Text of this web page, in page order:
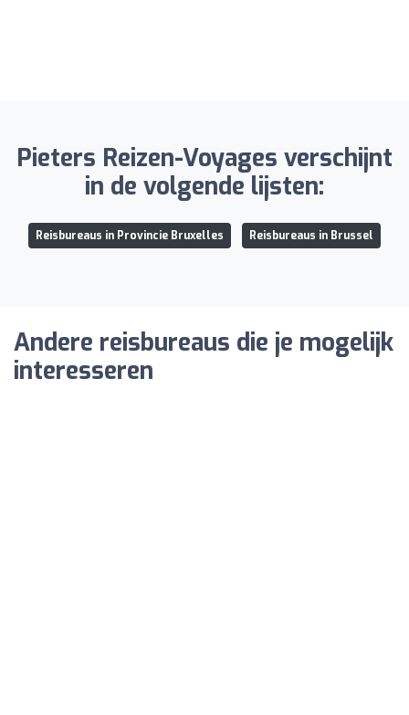
Pieters Reizen-Voyages verschijnt
in de volgende lijsten:
Reisbureaus in Provincie Bruxelles Reisbureaus in Brussel
Andere reisbureaus die je mogelijk
interesseren